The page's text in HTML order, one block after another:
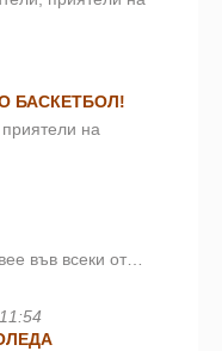
БАСКЕТБОЛ!
на
във всеки от…